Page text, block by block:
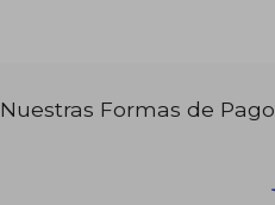
Nuestras Formas de Pago